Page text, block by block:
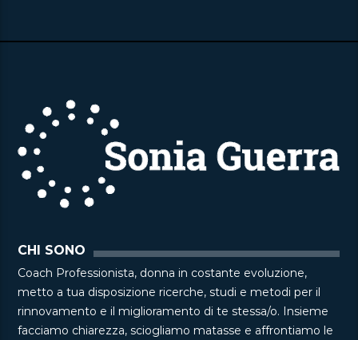
CHI SONO
Coach Professionista, donna in costante evoluzione,
metto a tua disposizione ricerche, studi e metodi per il
rinnovamento e il miglioramento di te stessa/o. Insieme
facciamo chiarezza, sciogliamo matasse e affrontiamo le